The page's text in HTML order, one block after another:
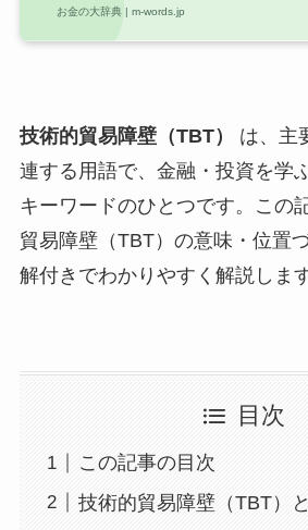
技術的貿易障壁（TBT）
は、主
連する用語で、金融・投資を学
キーワードのひとつです。この
貿易障壁（TBT）の意味・位置
解付きでわかりやすく解説します
目次
この記事の目次
技術的貿易障壁（TBT）